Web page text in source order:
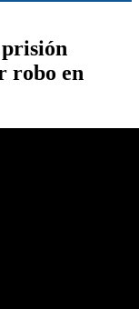
robo en